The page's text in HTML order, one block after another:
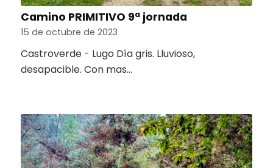
Camino PRIMITIVO 9ª jornada
15 de octubre de 2023
Castroverde - Lugo Día gris. Lluvioso,
desapacible. Con mas…